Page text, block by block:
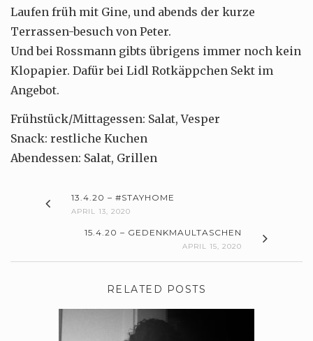
Laufen früh mit Gine, und abends der kurze
Terrassen-besuch von Peter.
Und bei Rossmann gibts übrigens immer noch kein
Klopapier. Dafür bei Lidl Rotkäppchen Sekt im
Angebot.
Frühstück/Mittagessen: Salat, Vesper
Snack: restliche Kuchen
Abendessen: Salat, Grillen
13.4.20 – #STAYHOME
APRIL 13, 2020
15.4.20 – GEDENKMAULTASCHEN
APRIL 15, 2020
RELATED POSTS